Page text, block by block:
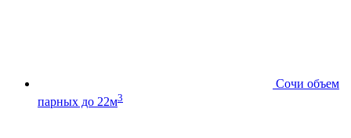
Сочи объем
парных до 22м3